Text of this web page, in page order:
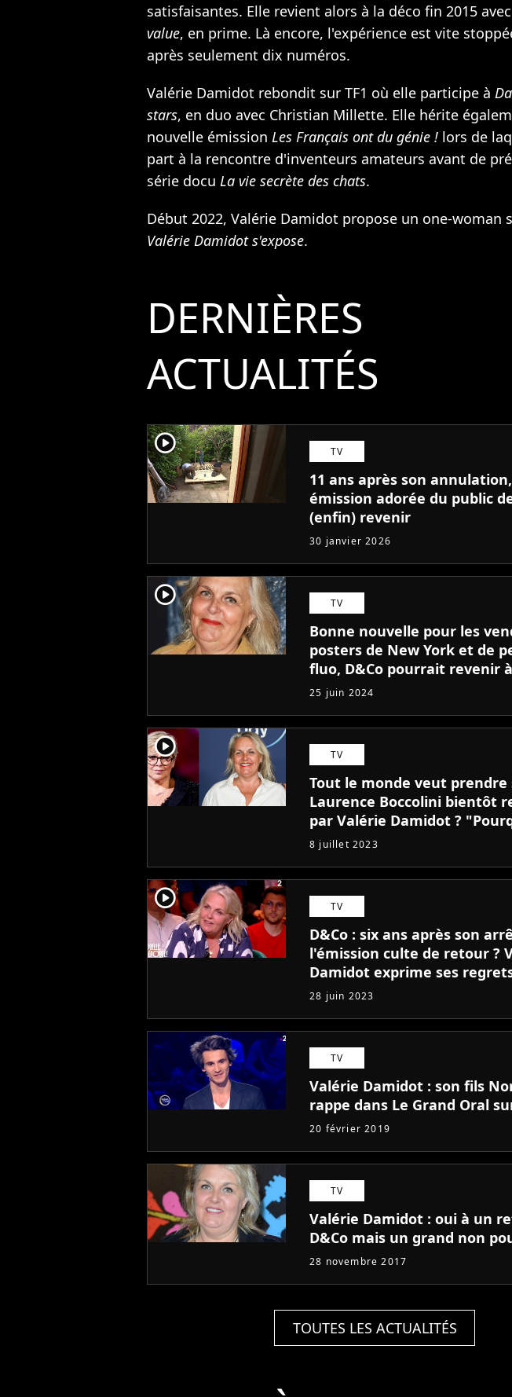
satisfaisantes. Elle revient alors à la déco fin 2015 avec
value, en prime. Là encore, l'expérience est vite
après seulement dix numéros.
Valérie Damidot rebondit sur TF1 où elle participe à
stars, en duo avec Christian Millette. Elle hérite
nouvelle émission Les Français ont du génie ! lors de
part à la rencontre d'inventeurs amateurs avant de
série docu La vie secrète des chats.
Début 2022, Valérie Damidot propose un one-woman
Valérie Damidot s'expose.
DERNIÈRES
ACTUALITÉS
player2 TV
11 ans après son
émission adorée du public
(enfin) revenir
30 janvier 2026
player2 TV
Bonne nouvelle pour les
posters de New York et de
fluo, D&Co pourrait revenir
avec Valérie Damidot
25 juin 2024
player2 TV
Tout le monde veut prendre
Laurence Boccolini bientôt
par Valérie Damidot ?
8 juillet 2023
player2 TV
D&Co : six ans après son
l'émission culte de retour ?
Damidot exprime ses
dû la continuer"
28 juin 2023
TV
Valérie Damidot : son fils
rappe dans Le Grand Oral
20 février 2019
TV
Valérie Damidot : oui à un
D&Co mais un grand non
28 novembre 2017
TOUTES LES ACTUALITÉS